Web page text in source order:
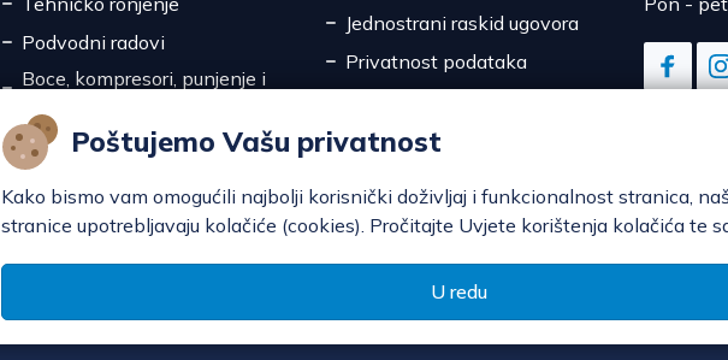
Poštujemo Vašu privatnost
Kako bismo vam omogućili najbolji korisnički doživljaj i funkcionalnost stranica,
stranice upotrebljavaju kolačiće (cookies). Pročitajte Uvjete korištenja kolačića te
U redu
Podvodni radovi
Boce, kompresori, punjenje i
Servis
Akcije
Jednostrani raskid ugovora
Privatnost podataka
Kolačići